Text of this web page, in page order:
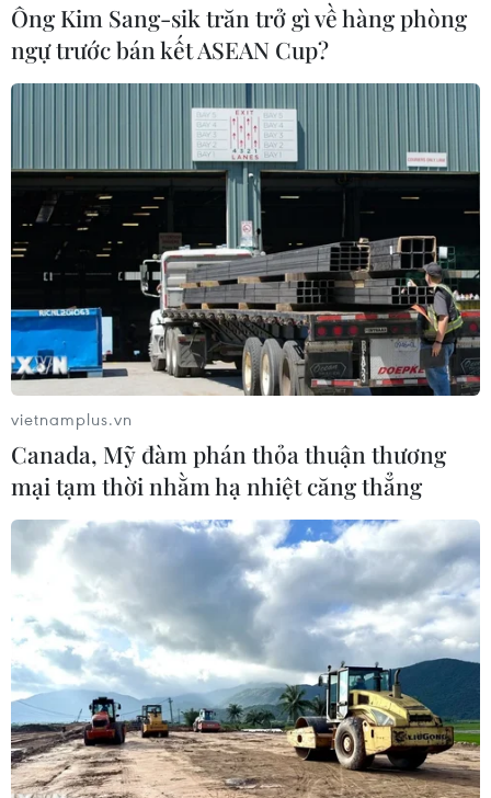
Ông Kim Sang-sik trăn trở gì về hàng phòng
ngự trước bán kết ASEAN Cup?
vietnamplus.vn
Canada, Mỹ đàm phán thỏa thuận thương
mại tạm thời nhằm hạ nhiệt căng thẳng